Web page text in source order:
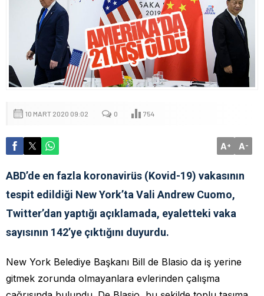
10 MART 2020 09:02 0 754
A+ A-
ABD’de en fazla koronavirüs (Kovid-19) vakasının
tespit edildiği New York’ta Vali Andrew Cuomo,
Twitter’dan yaptığı açıklamada, eyaletteki vaka
sayısının 142’ye çıktığını duyurdu.
New York Belediye Başkanı Bill de Blasio da iş yerine
gitmek zorunda olmayanlara evlerinden çalışma